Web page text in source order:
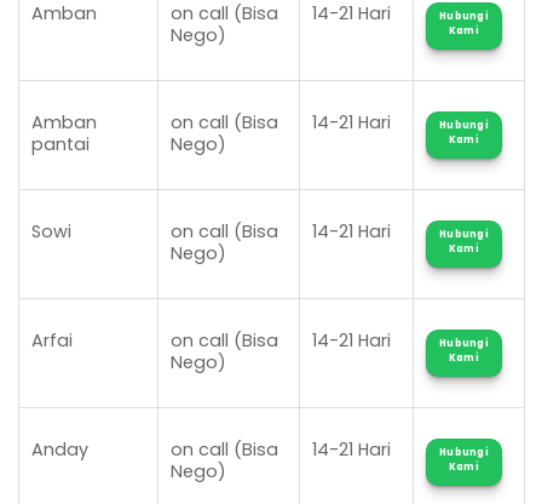
Amban
on call (Bisa
Nego)
14-21 Hari
Hubungi
Kami
Amban
pantai
on call (Bisa
Nego)
14-21 Hari
Hubungi
Kami
Sowi
on call (Bisa
Nego)
14-21 Hari
Hubungi
Kami
Arfai
on call (Bisa
Nego)
14-21 Hari
Hubungi
Kami
Anday
on call (Bisa
Nego)
14-21 Hari
Hubungi
Kami